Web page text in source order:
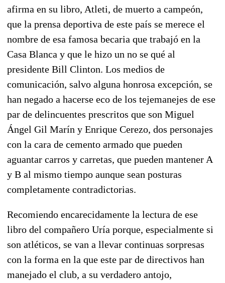
afirma en su libro, Atleti, de muerto a campeón,
que la prensa deportiva de este país se merece el
nombre de esa famosa becaria que trabajó en la
Casa Blanca y que le hizo un no se qué al
presidente Bill Clinton. Los medios de
comunicación, salvo alguna honrosa excepción, se
han negado a hacerse eco de los tejemanejes de ese
par de delincuentes prescritos que son Miguel
Ángel Gil Marín y Enrique Cerezo, dos personajes
con la cara de cemento armado que pueden
aguantar carros y carretas, que pueden mantener A
y B al mismo tiempo aunque sean posturas
completamente contradictorias.
Recomiendo encarecidamente la lectura de ese
libro del compañero Uría porque, especialmente si
son atléticos, se van a llevar continuas sorpresas
con la forma en la que este par de directivos han
manejado el club, a su verdadero antojo,